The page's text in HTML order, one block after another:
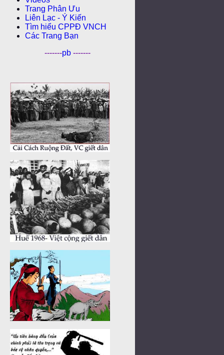
Trang Phân Ưu
Liên Lạc - Ý Kiến
Tìm hiểu CPPÐ VNCH
Các Trang Bạn
-------pb -------